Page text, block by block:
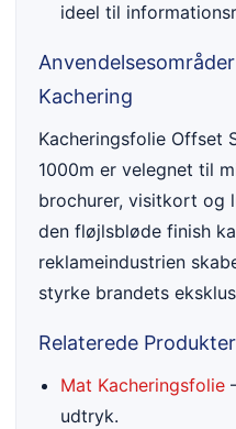
ideel til
Kachering
Kacheringsfolie Offset
1000m er velegnet til
brochurer, visitkort og
den fløjlsbløde finish
reklameindustrien
styrke brandets
Relaterede
Mat Kacheringsfolie
udtryk.